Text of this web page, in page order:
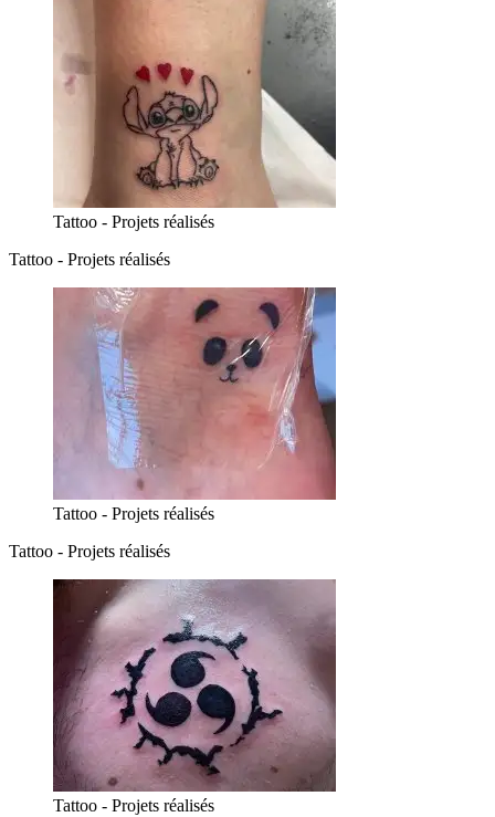
Tattoo - Projets réalisés
Tattoo - Projets réalisés
Tattoo - Projets réalisés
Tattoo - Projets réalisés
Tattoo - Projets réalisés